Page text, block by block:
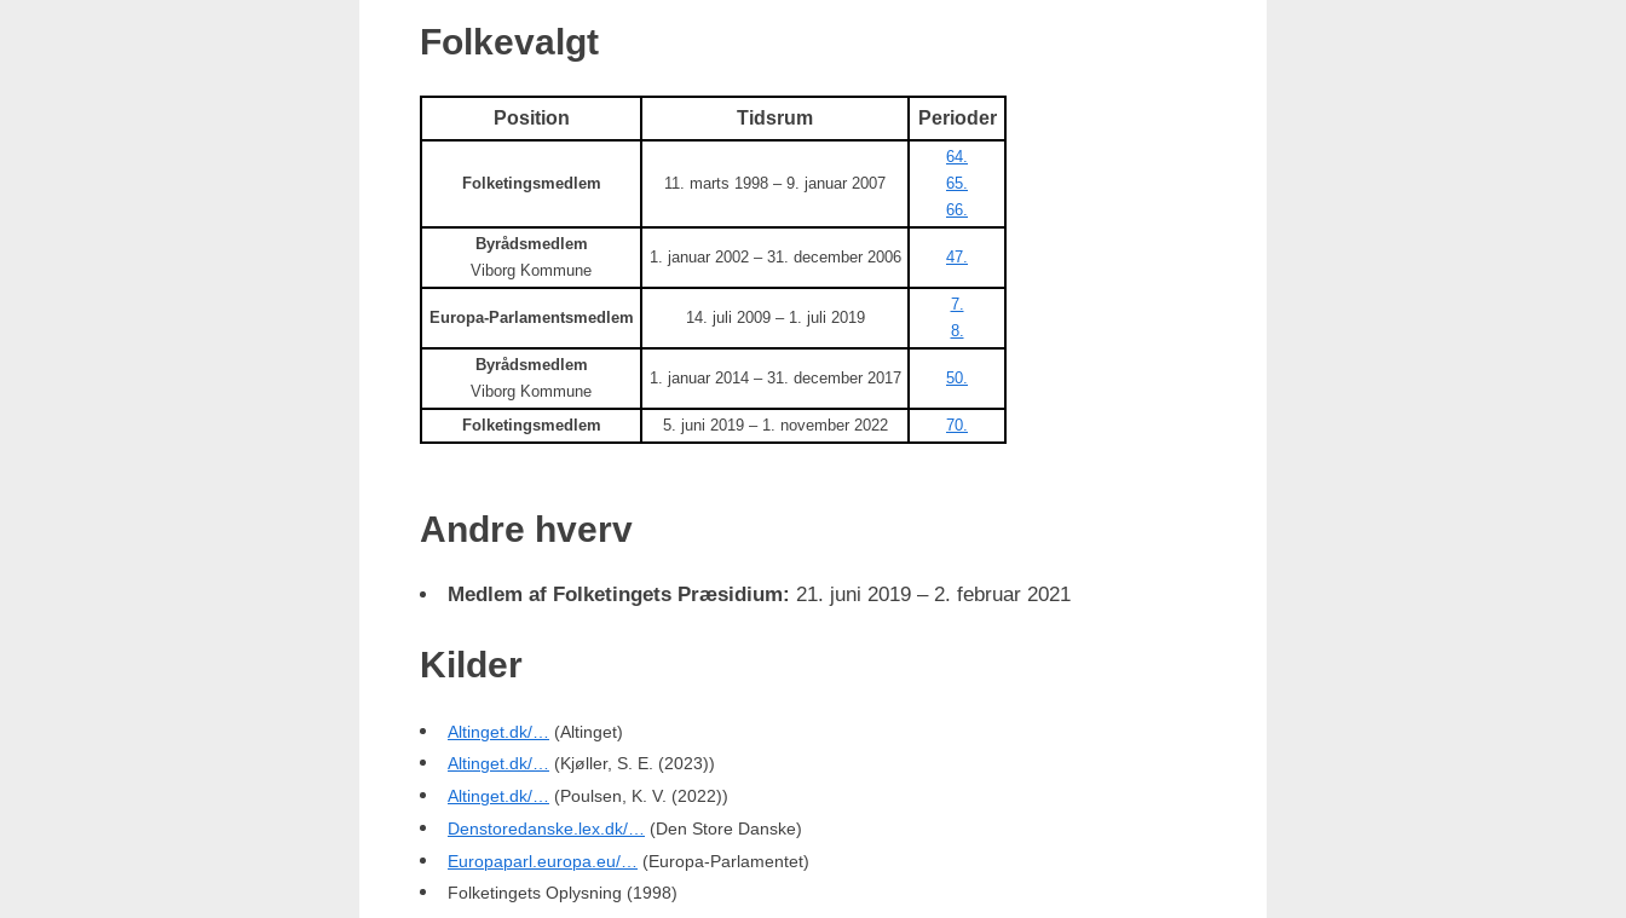
Folkevalgt
Position Tidsrum Perioder
Folketingsmedlem 11. marts 1998 – 9. januar 2007
64.
65.
66.
Byrådsmedlem
Viborg Kommune
1. januar 2002 – 31. december 2006 47.
Europa-Parlamentsmedlem 14. juli 2009 – 1. juli 2019
7.
8.
Byrådsmedlem
Viborg Kommune
1. januar 2014 – 31. december 2017 50.
Folketingsmedlem 5. juni 2019 – 1. november 2022 70.
Andre hverv
Medlem af Folketingets Præsidium: 21. juni 2019 – 2. februar 2021
Kilder
Altinget.dk/…
(Altinget)
Altinget.dk/… (Kjøller, S. E. (2023))
Altinget.dk/… (Poulsen, K. V. (2022))
Denstoredanske.lex.dk/…
(Den Store Danske)
Europaparl.europa.eu/…
(Europa-Parlamentet)
Folketingets Oplysning (1998)